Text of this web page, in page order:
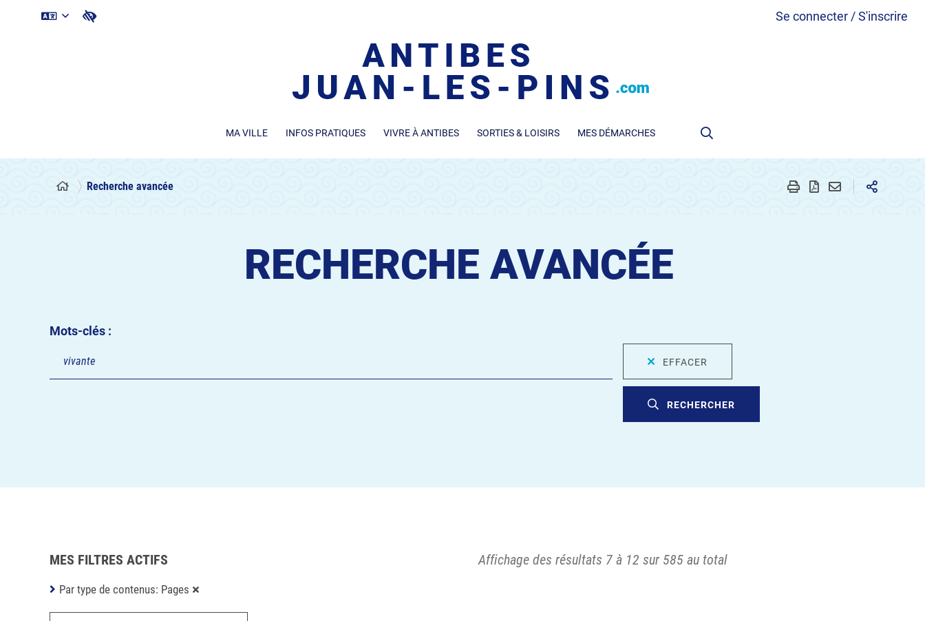
Se connecter / S'inscrire
MA VILLE INFOS PRATIQUES VIVRE À ANTIBES SORTIES & LOISIRS MES DÉMARCHES
Recherche avancée
RECHERCHE AVANCÉE
Mots-clés :
EFFACER
RECHERCHER
Affichage des résultats 7 à 12 sur 585 au total
MES FILTRES ACTIFS
Par type de contenus: Pages